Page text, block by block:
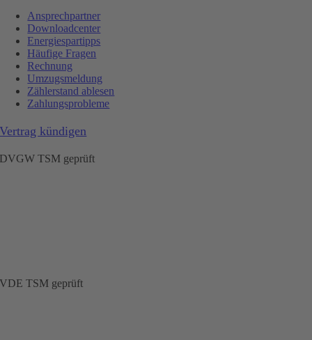
Ansprechpartner
Downloadcenter
Energiespartipps
Häufige Fragen
Rechnung
Umzugsmeldung
Zählerstand ablesen
Zahlungsprobleme
Vertrag kündigen
DVGW TSM geprüft
VDE TSM geprüft